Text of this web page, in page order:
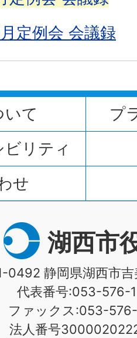
定例会 会議録
て
プ
リティ
せ
湖西市
0492 静岡県湖西市
代表番号:053-576-
ファックス:053-576-
法人番号